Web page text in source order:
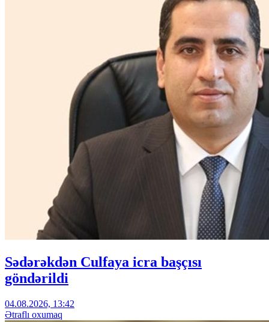
Sədərəkdən Culfaya icra başçısı
göndərildi
04.08.2026, 13:42
Ətraflı oxumaq